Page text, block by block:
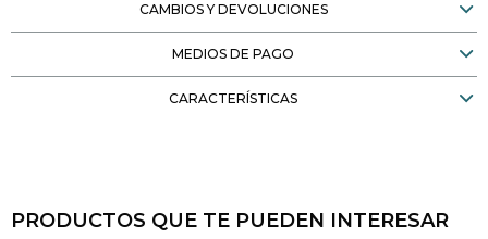
CAMBIOS Y DEVOLUCIONES
MEDIOS DE PAGO
CARACTERÍSTICAS
PRODUCTOS QUE TE PUEDEN INTERESAR